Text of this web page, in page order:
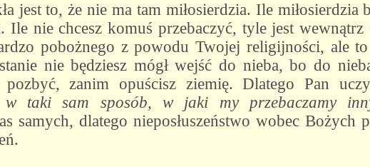
jest to, że nie ma tam miłosierdzia. Ile
Ile nie chcesz komuś przebaczyć, tyle jest wewnątrz
pobożnego z powodu Twojej religijności, ale to
nie będziesz mógł wejść do nieba, bo do
zanim opuścisz ziemię. Dlatego Pan
w taki sam sposób, w jaki my przebaczamy
samych, dlatego nieposłuszeństwo wobec Bożych